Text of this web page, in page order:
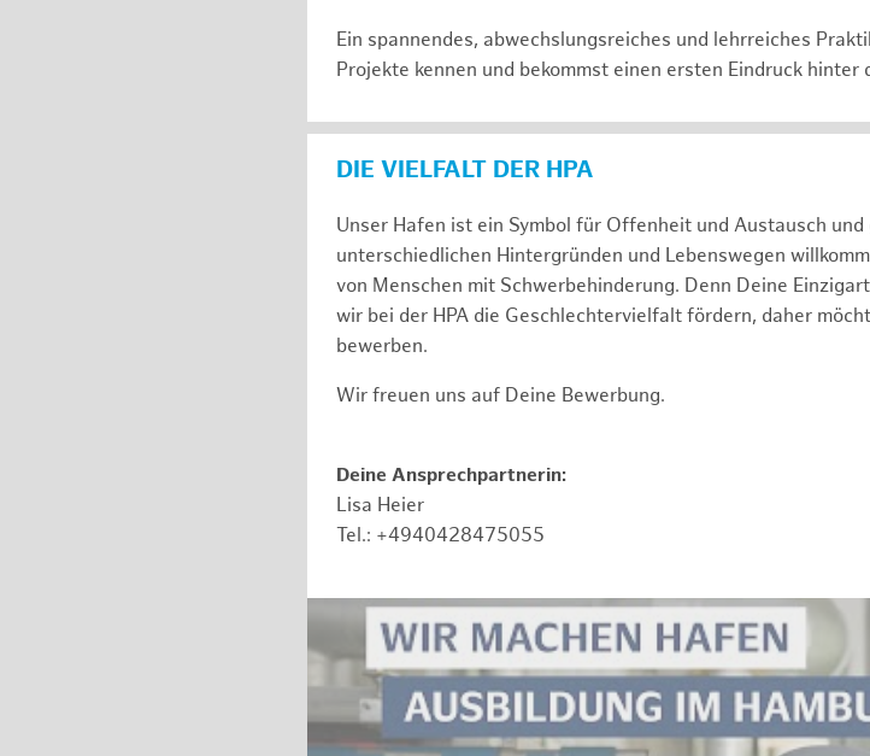
Ein spannendes, abwechslungsreiches und lehrreiches
Projekte kennen und bekommst einen ersten Eindruck hinter
DIE VIELFALT DER HPA
Unser Hafen ist ein Symbol für Offenheit und Austausch
unterschiedlichen Hintergründen und Lebenswegen
von Menschen mit Schwerbehinderung. Denn Deine
wir bei der HPA die Geschlechtervielfalt fördern, daher
bewerben.
Wir freuen uns auf Deine Bewerbung.
Deine Ansprechpartnerin:
Lisa Heier
Tel.: +4940428475055